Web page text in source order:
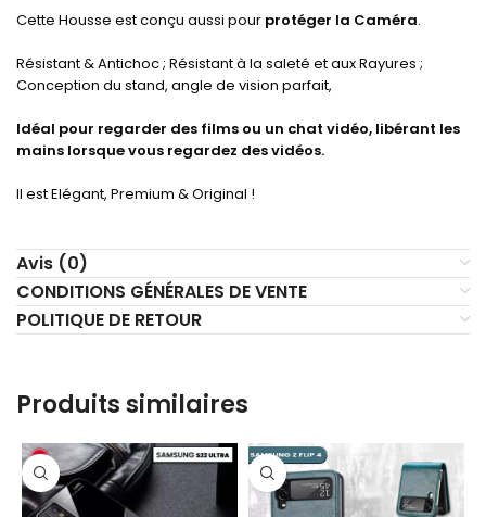
Cette Housse est conçu aussi pour protéger la Caméra.
Résistant & Antichoc ; Résistant à la saleté et aux Rayures ;
Conception du stand, angle de vision parfait,
Idéal pour regarder des films ou un chat vidéo, libérant les
mains lorsque vous regardez des vidéos.
Il est Elégant, Premium & Original !
Avis (0)
CONDITIONS GÉNÉRALES DE VENTE
POLITIQUE DE RETOUR
Produits similaires